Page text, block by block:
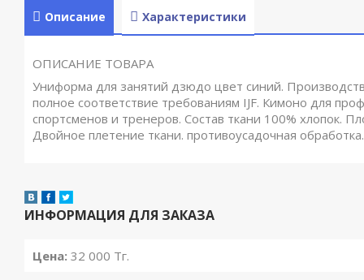
Описание Характеристики
ОПИСАНИЕ ТОВАРА
Униформа для занятий дзюдо цвет синий.
полное соответствие требованиям IJF. Кимоно для
спортсменов и тренеров. Состав ткани 100% хлопок.
Двойное плетение ткани. противоусадочная обработка.
ИНФОРМАЦИЯ ДЛЯ ЗАКАЗА
Цена: 32 000 Тг.